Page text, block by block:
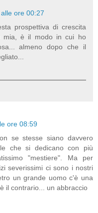
ore 00:27
prospettiva di crescita
mia, è il modo in cui ho
almeno dopo che il
ore 08:59
se stesse siano davvero
che si dedicano con più
"mestiere". Ma per
severissimi ci sono i nostri
un grande uomo c'è una
il contrario... un abbraccio